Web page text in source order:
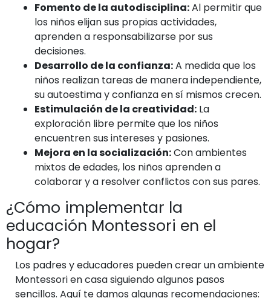
Fomento de la autodisciplina:Al permitir que
los niños elijan sus propias actividades,
aprenden a responsabilizarse por sus
decisiones.
Desarrollo de la confianza:A medida que los
niños realizan tareas de manera independiente,
su autoestima y confianza en sí mismos crecen.
Estimulación de la creatividad: La
exploración libre permite que los niños
encuentren sus intereses y pasiones.
Mejora en la socialización:Con ambientes
mixtos de edades, los niños aprenden a
colaborar y a resolver conflictos con sus pares.
¿Cómo implementar la
educación Montessori en el
hogar?
Los padres y educadores pueden crear un ambiente
Montessori en casa siguiendo algunos pasos
sencillos. Aquí te damos algunas recomendaciones: